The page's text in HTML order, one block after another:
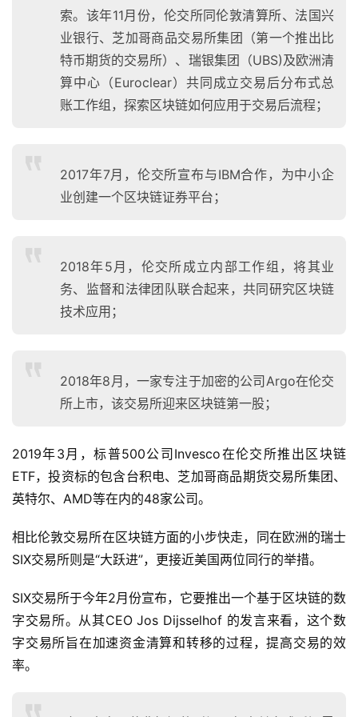
索。该年11月份，伦交所同伦敦清算所、法国兴
业银行、芝加哥商品交易所集团（第一个推出比
特币期货的交易所）、瑞银集团（UBS)及欧洲清
算中心（Euroclear）共同成立交易后分布式总
账工作组，探索区块链如何应用于交易后流程；
2017年7月，伦交所宣布与IBM合作，为中小企
业创建一个区块链证券平台；
2018年5月，伦交所成立内部工作组，将其业
务、监督和法律团队联合起来，共同研究区块链
技术应用；
2018年8月，一家专注于加密的公司Argo在伦交
所上市，该交易所迎来区块链第一股；
2019年3月，标普500公司Invesco在伦交所推出区块链
ETF，投资标的包含台积电、芝加哥商品期货交易所集团、
英特尔、AMD等在内的48家公司。
相比伦敦交易所在区块链方面的小步快走，同在欧洲的瑞士
SIX交易所则是“大跃进”，更接近美国两位同行的举措。
SIX交易所于今年2月份宣布，它要推出一个基于区块链的数
字交易所。从其CEO Jos Dijsselhof 的发言来看，这个数
字交易所旨在加速资金清算和转移的过程，提高交易的效
率。